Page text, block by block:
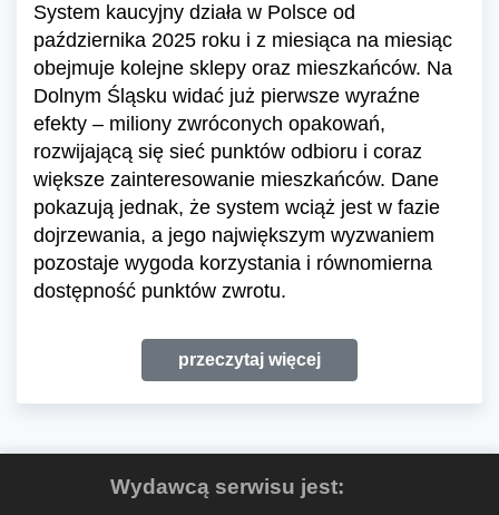
System kaucyjny działa w Polsce od
października 2025 roku i z miesiąca na miesiąc
obejmuje kolejne sklepy oraz mieszkańców. Na
Dolnym Śląsku widać już pierwsze wyraźne
efekty – miliony zwróconych opakowań,
rozwijającą się sieć punktów odbioru i coraz
większe zainteresowanie mieszkańców. Dane
pokazują jednak, że system wciąż jest w fazie
dojrzewania, a jego największym wyzwaniem
pozostaje wygoda korzystania i równomierna
dostępność punktów zwrotu.
przeczytaj więcej
Wydawcą serwisu jest: